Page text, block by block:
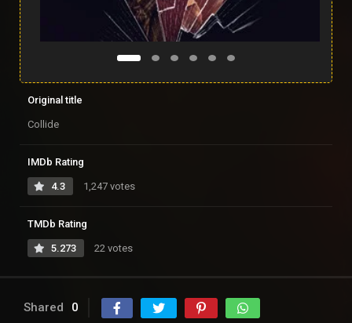
Original title
Collide
IMDb Rating
4.3 1,247 votes
TMDb Rating
5.273 22 votes
Shared 0